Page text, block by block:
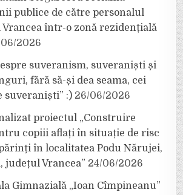
publice de către personalul
într-o zonă rezidențială
2026
suveranism, suveraniști și
fără să-și dea seama, cei
suveraniști” :) 26/06/2026
proiectul „Construire
copiii aflați în situație de risc
în localitatea Podu Nărujei,
județul Vrancea” 24/06/2026
Gimnazială „Ioan Cîmpineanu”